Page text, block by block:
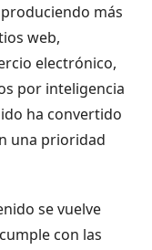
más
web,
electrónico,
por inteligencia
ha convertido
una prioridad
se vuelve
con las